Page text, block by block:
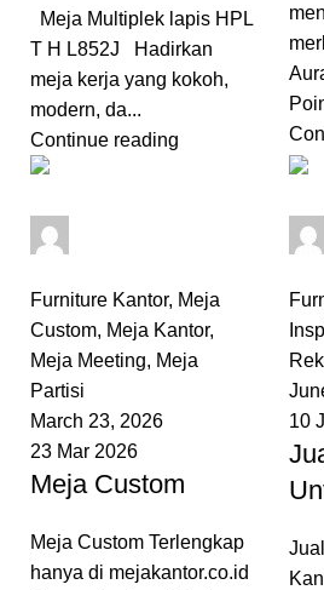
Meja Multiplek lapis HPL
T H L852J Hadirkan
meja kerja yang kokoh,
modern, da...
Continue reading
Furniture Kantor, Meja
Custom, Meja Kantor,
Meja Meeting, Meja
Partisi
March 23, 2026
23 Mar 2026
Meja Custom
Meja Custom Terlengkap
hanya di mejakantor.co.id
10